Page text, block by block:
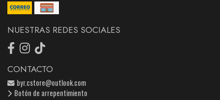
NUESTRAS REDES SOCIALES
CONTACTO
byr.cstore@outlook.com
Botón de arrepentimiento